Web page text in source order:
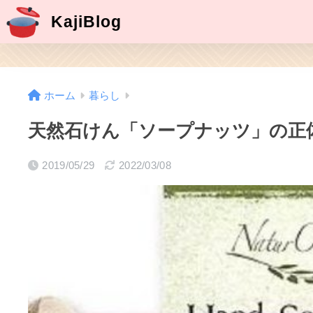
KajiBlog
ホーム 暮らし
天然石けん「ソープナッツ」の正
2019/05/29 2022/03/08